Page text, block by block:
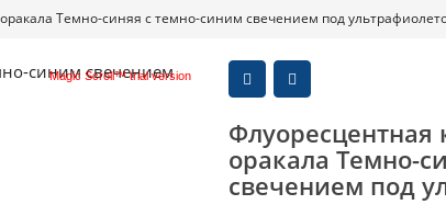
Темно-синяя с темно-синим свечением под
Magic Scroll™ trial version
Флуоресцентная
оракала Темно-
свечением под